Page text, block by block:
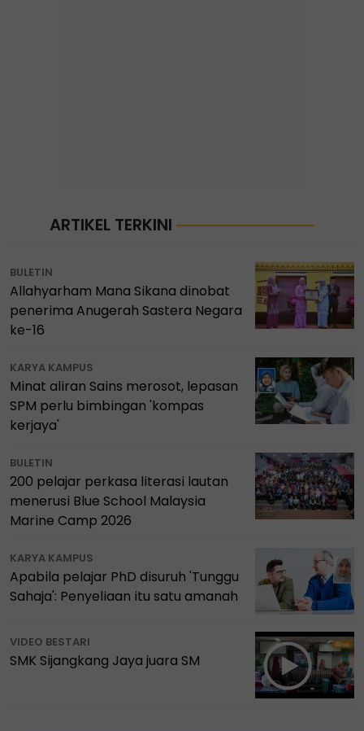
ARTIKEL TERKINI
BULETIN
Allahyarham Mana Sikana dinobat
penerima Anugerah Sastera Negara
ke-16
KARYA KAMPUS
Minat aliran Sains merosot, lepasan
SPM perlu bimbingan 'kompas
kerjaya'
BULETIN
200 pelajar perkasa literasi lautan
menerusi Blue School Malaysia
Marine Camp 2026
KARYA KAMPUS
Apabila pelajar PhD disuruh 'Tunggu
Sahaja': Penyeliaan itu satu amanah
VIDEO BESTARI
SMK Sijangkang Jaya juara SM